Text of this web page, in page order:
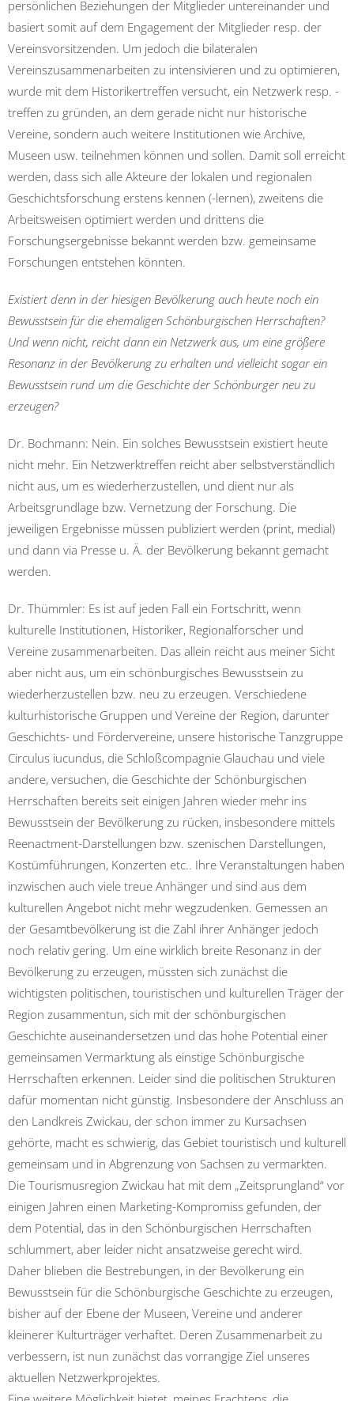
persönlichen Beziehungen der Mitglieder untereinander und
basiert somit auf dem Engagement der Mitglieder resp. der
Vereinsvorsitzenden. Um jedoch die bilateralen
Vereinszusammenarbeiten zu intensivieren und zu optimieren,
wurde mit dem Historikertreffen versucht, ein Netzwerk resp. -
treffen zu gründen, an dem gerade nicht nur historische
Vereine, sondern auch weitere Institutionen wie Archive,
Museen usw. teilnehmen können und sollen. Damit soll erreicht
werden, dass sich alle Akteure der lokalen und regionalen
Geschichtsforschung erstens kennen (-lernen), zweitens die
Arbeitsweisen optimiert werden und drittens die
Forschungsergebnisse bekannt werden bzw. gemeinsame
Forschungen entstehen könnten.
Existiert denn in der hiesigen Bevölkerung auch heute noch ein
Bewusstsein für die ehemaligen Schönburgischen Herrschaften?
Und wenn nicht, reicht dann ein Netzwerk aus, um eine größere
Resonanz in der Bevölkerung zu erhalten und vielleicht sogar ein
Bewusstsein rund um die Geschichte der Schönburger neu zu
erzeugen?
Dr. Bochmann: Nein. Ein solches Bewusstsein existiert heute
nicht mehr. Ein Netzwerktreffen reicht aber selbstverständlich
nicht aus, um es wiederherzustellen, und dient nur als
Arbeitsgrundlage bzw. Vernetzung der Forschung. Die
jeweiligen Ergebnisse müssen publiziert werden (print, medial)
und dann via Presse u. Ä. der Bevölkerung bekannt gemacht
werden.
Dr. Thümmler: Es ist auf jeden Fall ein Fortschritt, wenn
kulturelle Institutionen, Historiker, Regionalforscher und
Vereine zusammenarbeiten. Das allein reicht aus meiner Sicht
aber nicht aus, um ein schönburgisches Bewusstsein zu
wiederherzustellen bzw. neu zu erzeugen. Verschiedene
kulturhistorische Gruppen und Vereine der Region, darunter
Geschichts- und Fördervereine, unsere historische Tanzgruppe
Circulus iucundus, die Schloßcompagnie Glauchau und viele
andere, versuchen, die Geschichte der Schönburgischen
Herrschaften bereits seit einigen Jahren wieder mehr ins
Bewusstsein der Bevölkerung zu rücken, insbesondere mittels
Reenactment-Darstellungen bzw. szenischen Darstellungen,
Kostümführungen, Konzerten etc.. Ihre Veranstaltungen haben
inzwischen auch viele treue Anhänger und sind aus dem
kulturellen Angebot nicht mehr wegzudenken. Gemessen an
der Gesamtbevölkerung ist die Zahl ihrer Anhänger jedoch
noch relativ gering. Um eine wirklich breite Resonanz in der
Bevölkerung zu erzeugen, müssten sich zunächst die
wichtigsten politischen, touristischen und kulturellen Träger der
Region zusammentun, sich mit der schönburgischen
Geschichte auseinandersetzen und das hohe Potential einer
gemeinsamen Vermarktung als einstige Schönburgische
Herrschaften erkennen. Leider sind die politischen Strukturen
dafür momentan nicht günstig. Insbesondere der Anschluss an
den Landkreis Zwickau, der schon immer zu Kursachsen
gehörte, macht es schwierig, das Gebiet touristisch und kulturell
gemeinsam und in Abgrenzung von Sachsen zu vermarkten.
Die Tourismusregion Zwickau hat mit dem „Zeitsprungland“ vor
einigen Jahren einen Marketing-Kompromiss gefunden, der
dem Potential, das in den Schönburgischen Herrschaften
schlummert, aber leider nicht ansatzweise gerecht wird.
Daher blieben die Bestrebungen, in der Bevölkerung ein
Bewusstsein für die Schönburgische Geschichte zu erzeugen,
bisher auf der Ebene der Museen, Vereine und anderer
kleinerer Kulturträger verhaftet. Deren Zusammenarbeit zu
verbessern, ist nun zunächst das vorrangige Ziel unseres
aktuellen Netzwerkprojektes.